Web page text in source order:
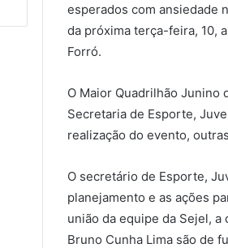
esperados com ansiedade
da próxima terça-feira, 10,
Forró.
O Maior Quadrilhão Junino
Secretaria de Esporte,
realização do evento,
O secretário de Esporte,
planejamento e as ações
união da equipe da Sejel,
Bruno Cunha Lima são de